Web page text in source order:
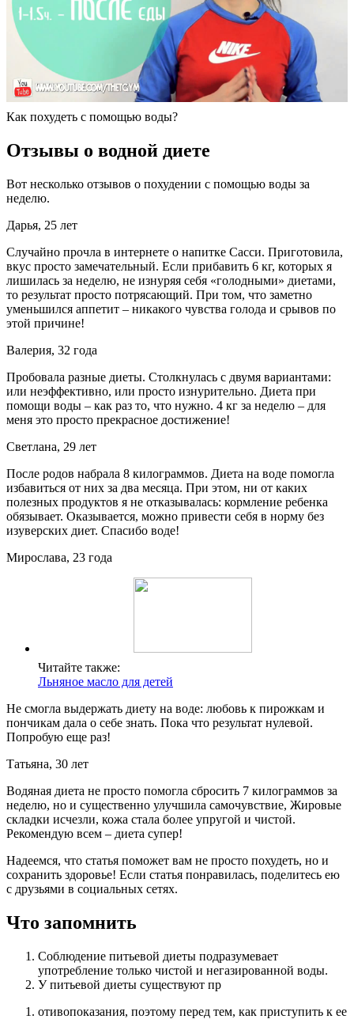
Как похудеть с помощью воды?
Отзывы о водной диете
Вот несколько отзывов о похудении с помощью воды за
неделю.
Дарья, 25 лет
Случайно прочла в интернете о напитке Сасси. Приготовила,
вкус просто замечательный. Если прибавить 6 кг, которых я
лишилась за неделю, не изнуряя себя «голодными» диетами,
то результат просто потрясающий. При том, что заметно
уменьшился аппетит – никакого чувства голода и срывов по
этой причине!
Валерия, 32 года
Пробовала разные диеты. Столкнулась с двумя вариантами:
или неэффективно, или просто изнурительно. Диета при
помощи воды – как раз то, что нужно. 4 кг за неделю – для
меня это просто прекрасное достижение!
Светлана, 29 лет
После родов набрала 8 килограммов. Диета на воде помогла
избавиться от них за два месяца. При этом, ни от каких
полезных продуктов я не отказывалась: кормление ребенка
обязывает. Оказывается, можно привести себя в норму без
изуверских диет. Спасибо воде!
Мирослава, 23 года
Читайте также:
Льняное масло для детей
Не смогла выдержать диету на воде: любовь к пирожкам и
пончикам дала о себе знать. Пока что результат нулевой.
Попробую еще раз!
Татьяна, 30 лет
Водяная диета не просто помогла сбросить 7 килограммов за
неделю, но и существенно улучшила самочувствие, Жировые
складки исчезли, кожа стала более упругой и чистой.
Рекомендую всем – диета супер!
Надеемся, что статья поможет вам не просто похудеть, но и
сохранить здоровье! Если статья понравилась, поделитесь ею
с друзьями в социальных сетях.
Что запомнить
Соблюдение питьевой диеты подразумевает
употребление только чистой и негазированной воды.
У питьевой диеты существуют пр
отивопоказания, поэтому перед тем, как приступить к ее